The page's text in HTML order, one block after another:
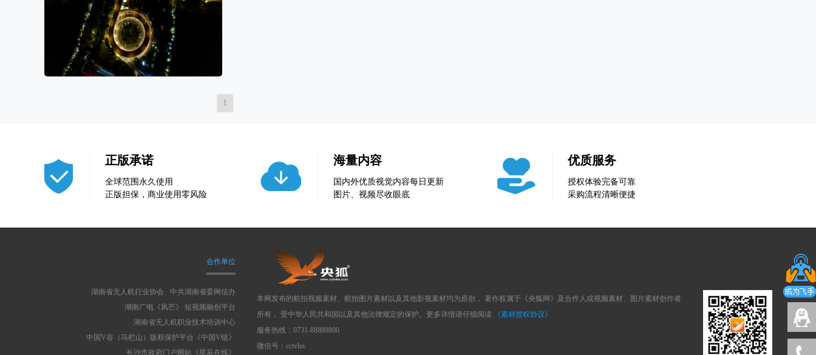
100 0
1
正版承诺
全球范围永久使用
正版担保，商业使用零风险
海量内容
国内外优质视觉内容每日更新
图片、视频尽收眼底
优质服务
授权体验完备可靠
采购流程清晰便捷
合作单位
中共湖南省委网信办
湖南省无人机行业协会
湖南广电《风芒》 短视频融创平台
湖南省无人机职业技术培训中心
中国V谷（马栏山）版权保护平台《中国V链》
长沙市政府门户网站《星辰在线》
本网发布的航拍视频素材、航拍图片素材以及其他影视素材均为原创， 著作权属于《央狐网》及合作人或视频素材、图片素材创作者
所有， 受中华人民共和国以及其他法律规定的保护。更多详情请仔细阅读
《素材授权协议》
服务热线：0731-88889800
微信号：cctvhn